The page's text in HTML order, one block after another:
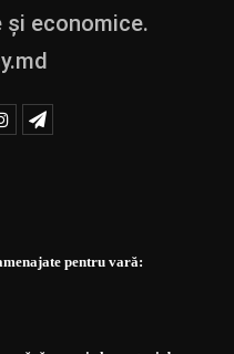
economice.
pentru vară: